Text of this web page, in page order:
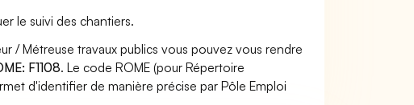
le suivi des chantiers.
/ Métreuse travaux publics vous pouvez vous rendre
F1108. Le code ROME (pour Répertoire
d'identifier de manière précise par Pôle Emploi